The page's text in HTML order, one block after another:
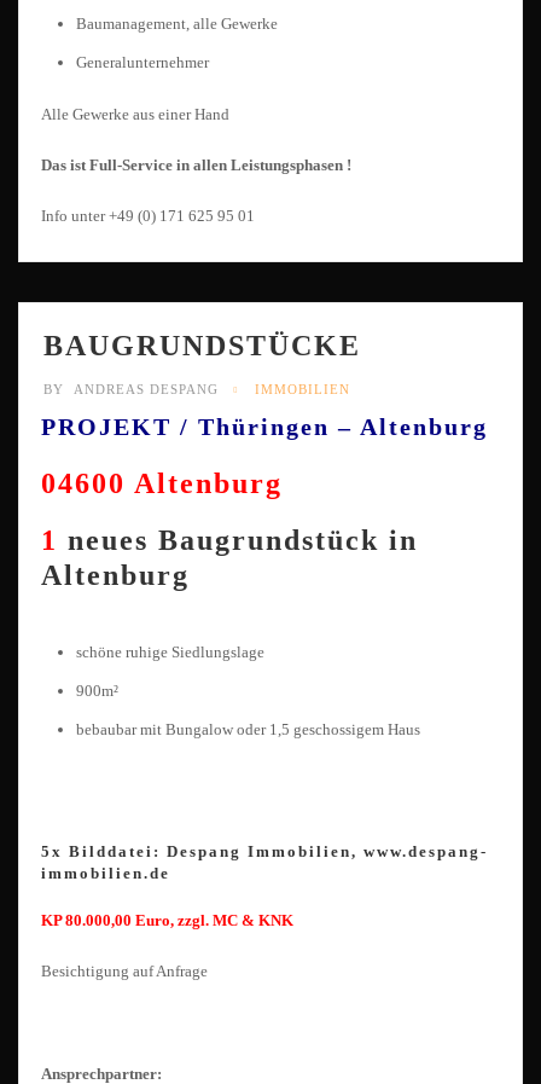
Baumanagement, alle Gewerke
Generalunternehmer
Alle Gewerke aus einer Hand
Das ist Full-Service in allen Leistungsphasen !
Info unter +49 (0) 171 625 95 01
BAUGRUNDSTÜCKE
BY ANDREAS DESPANG IMMOBILIEN
PROJEKT / Thüringen – Altenburg
04600 Altenburg
1 neues Baugrundstück in
Altenburg
schöne ruhige Siedlungslage
900m²
bebaubar mit Bungalow oder 1,5 geschossigem Haus
5x Bilddatei: Despang Immobilien, www.despang-
immobilien.de
KP 80.000,00 Euro, zzgl. MC & KNK
Besichtigung auf Anfrage
Ansprechpartner: